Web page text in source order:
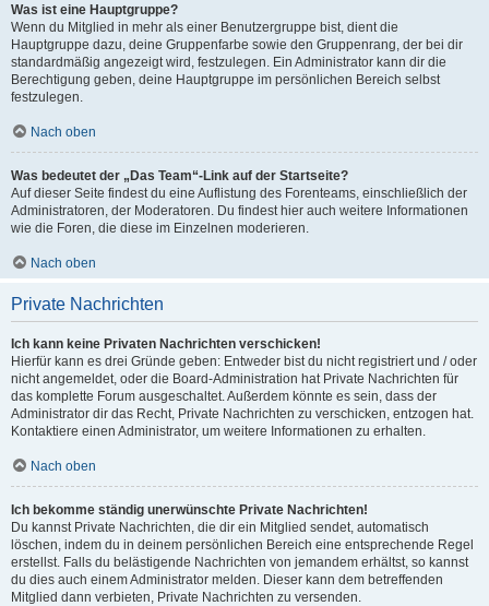
Was ist eine Hauptgruppe?
Wenn du Mitglied in mehr als einer Benutzergruppe bist, dient die
Hauptgruppe dazu, deine Gruppenfarbe sowie den Gruppenrang, der bei dir
standardmäßig angezeigt wird, festzulegen. Ein Administrator kann dir die
Berechtigung geben, deine Hauptgruppe im persönlichen Bereich selbst
festzulegen.
Nach oben
Was bedeutet der „Das Team“-Link auf der Startseite?
Auf dieser Seite findest du eine Auflistung des Forenteams, einschließlich der
Administratoren, der Moderatoren. Du findest hier auch weitere Informationen
wie die Foren, die diese im Einzelnen moderieren.
Nach oben
Private Nachrichten
Ich kann keine Privaten Nachrichten verschicken!
Hierfür kann es drei Gründe geben: Entweder bist du nicht registriert und / oder
nicht angemeldet, oder die Board-Administration hat Private Nachrichten für
das komplette Forum ausgeschaltet. Außerdem könnte es sein, dass der
Administrator dir das Recht, Private Nachrichten zu verschicken, entzogen hat.
Kontaktiere einen Administrator, um weitere Informationen zu erhalten.
Nach oben
Ich bekomme ständig unerwünschte Private Nachrichten!
Du kannst Private Nachrichten, die dir ein Mitglied sendet, automatisch
löschen, indem du in deinem persönlichen Bereich eine entsprechende Regel
erstellst. Falls du belästigende Nachrichten von jemandem erhältst, so kannst
du dies auch einem Administrator melden. Dieser kann dem betreffenden
Mitglied dann verbieten, Private Nachrichten zu versenden.